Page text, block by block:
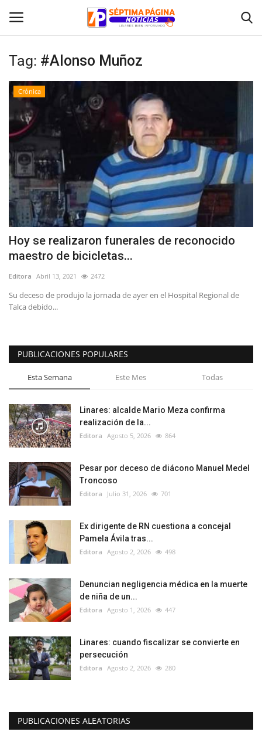
Inicio
Crónica
Policial
Tribunales
Deporte
Política
Espectáculos
Tag: #Alonso Muñoz
Crónica
Hoy se realizaron funerales de reconocido
maestro de bicicletas...
Editora Abril 13, 2021 2472
Su deceso de produjo la jornada de ayer en el Hospital Regional de
Talca debido...
PUBLICACIONES POPULARES
Esta Semana Este Mes Todas
Linares: alcalde Mario Meza confirma
realización de la...
Editora Agosto 5, 2026 864
Pesar por deceso de diácono Manuel Medel
Troncoso
Editora Julio 31, 2026 701
Ex dirigente de RN cuestiona a concejal
Pamela Ávila tras...
Editora Agosto 2, 2026 498
Denuncian negligencia médica en la muerte
de niña de un...
Editora Agosto 1, 2026 447
Linares: cuando fiscalizar se convierte en
persecución
Editora Agosto 2, 2026 280
PUBLICACIONES ALEATORIAS